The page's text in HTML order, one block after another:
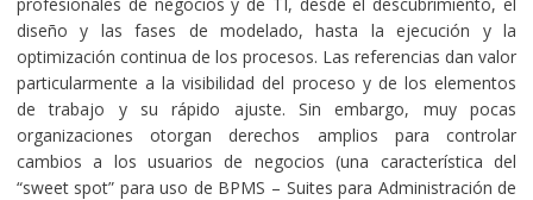
diseño y las fases de modelado, hasta la ejecución y la
optimización continua de los procesos. Las referencias dan valor
particularmente a la visibilidad del proceso y de los elementos
de trabajo y su rápido ajuste. Sin embargo, muy pocas
organizaciones otorgan derechos amplios para controlar
cambios a los usuarios de negocios (una característica del
“sweet spot” para uso de BPMS – Suites para Administración de